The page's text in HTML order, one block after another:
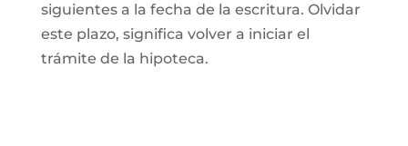
siguientes a la fecha de la escritura. Olvidar
este plazo, significa volver a iniciar el
trámite de la hipoteca.